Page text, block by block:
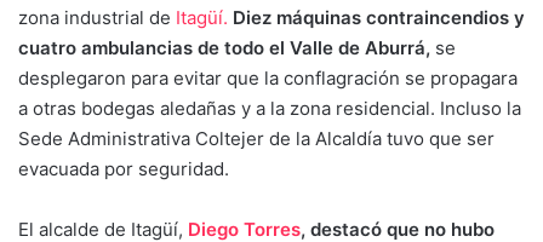
zona industrial de Itagüí. Diez máquinas contraincendios y
cuatro ambulancias de todo el Valle de Aburrá, se
desplegaron para evitar que la conflagración se propagara
a otras bodegas aledañas y a la zona residencial. Incluso la
Sede Administrativa Coltejer de la Alcaldía tuvo que ser
evacuada por seguridad.
El alcalde de Itagüí, Diego Torres, destacó que no hubo